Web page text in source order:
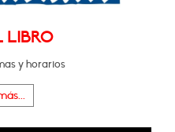
LIBRO
y horarios